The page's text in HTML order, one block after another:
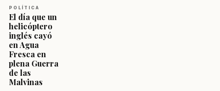
POLÍTICA
El día que un
helicóptero
inglés cayó
en Agua
Fresca en
plena Guerra
de las
Malvinas